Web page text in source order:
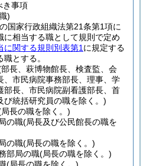
き事項
)
国家行政組織法第21条第1項に
に相当する職として規則で定め
に関する規則別表第1 に規定する
職とする。
長、萩博物館長、検査監、会
、市民病院事務部長、理事、学
部長、市民病院副看護部長、首
び統括研究員の職を除く。)
長の職を除く。)
の職(局長及び公民館長の職を
の職(局長の職を除く。)
部局の職(局長の職を除く。)